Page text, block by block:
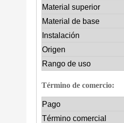
Material superior
Material de base
Instalación
Origen
Rango de uso
Término de comercio:
Pago
Término comercial